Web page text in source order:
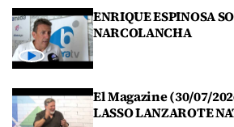
ENRIQUE ESPINOSA
NARCOLANCHA
El Magazine (30/07/
LASSO LANZAROTE